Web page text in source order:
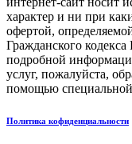
характер и ни при
офертой,
Гражданского
подробной
услуг, пожалуйста,
помощью
Политика кофиденциальности